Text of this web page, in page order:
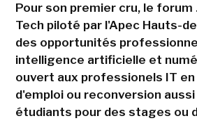
Pour son premier cru, le forum
Tech piloté par l'Apec Hauts-
des opportunités
intelligence artificielle et
ouvert aux professionels IT
d'emploi ou reconversion aussi
étudiants pour des stages ou